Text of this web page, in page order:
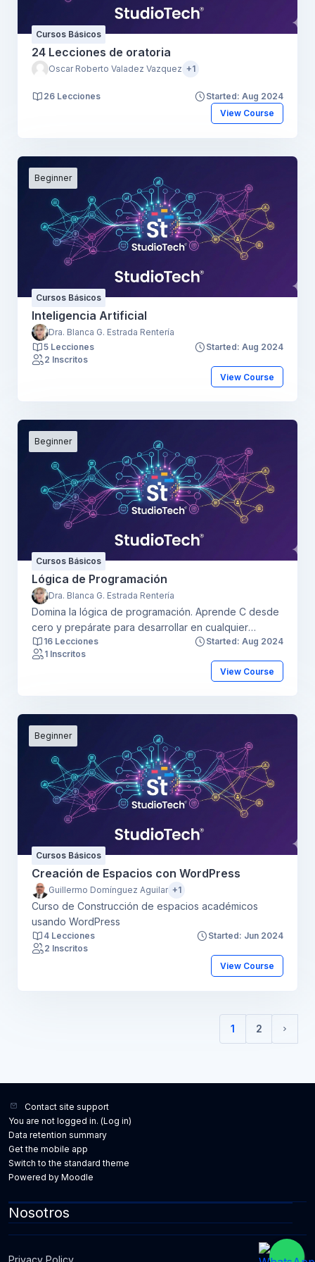
Cursos Básicos
24 Lecciones de oratoria
Oscar Roberto Valadez Vazquez +1
26 Lecciones
Started: Aug 2024
View Course
Beginner
Cursos Básicos
Inteligencia Artificial
Dra. Blanca G. Estrada Rentería
5 Lecciones
Started: Aug 2024
2 Inscritos
View Course
Beginner
Cursos Básicos
Lógica de Programación
Dra. Blanca G. Estrada Rentería
Domina la lógica de programación. Aprende C desde
cero y prepárate para desarrollar en cualquier
lenguaje.
16 Lecciones
Started: Aug 2024
1 Inscritos
View Course
Beginner
Cursos Básicos
Creación de Espacios con WordPress
Guillermo Domínguez Aguilar +1
Curso de Construcción de espacios académicos
usando WordPress
4 Lecciones
Started: Jun 2024
2 Inscritos
View Course
1
(current)
2
Next
Contact site support
You are not logged in. (Log in)
Data retention summary
Get the mobile app
Switch to the standard theme
Powered by Moodle
Nosotros
Privacy Policy